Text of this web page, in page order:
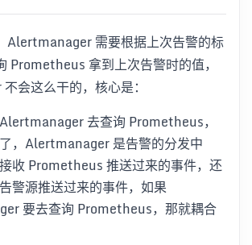
Alertmanager 需要根据上次告警的标
Prometheus 拿到上次告警时的值，
会这么干的，核心是：
去查询 Prometheus，
，Alertmanager 是告警的分发中
收 Prometheus 推送过来的事件，还
警源推送过来的事件，如果
要去查询 Prometheus，那就耦合